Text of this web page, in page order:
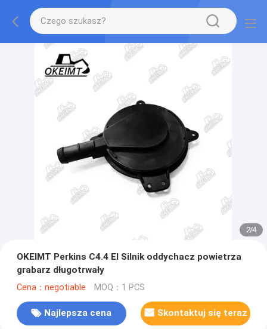
2/4
OKEIMT Perkins C4.4 EI Silnik oddychacz powietrza
grabarz długotrwały
Cena：negotiable MOQ：1 PCS
Najlepsza cena Skontaktuj się teraz